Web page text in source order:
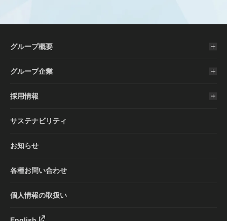
グループ概要
グループ企業
採用情報
サステナビリティ
お知らせ
各種お問い合わせ
個人情報の取扱い